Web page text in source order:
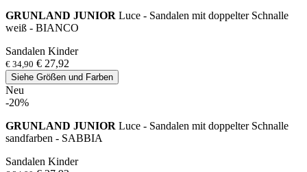
GRUNLAND JUNIOR Luce - Sandalen mit doppelter Schnalle
weiß - BIANCO
Sandalen Kinder
€ 34,90 € 27,92
Siehe Größen und Farben
Neu
-20%
GRUNLAND JUNIOR Luce - Sandalen mit doppelter Schnalle
sandfarben - SABBIA
Sandalen Kinder